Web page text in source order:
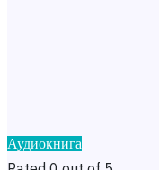
Аудиокнига